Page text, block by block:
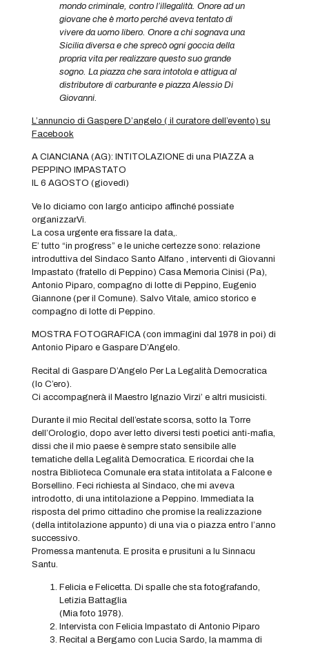
mondo criminale, contro l’illegalità. Onore ad un
giovane che è morto perché aveva tentato di
vivere da uomo libero. Onore a chi sognava una
Sicilia diversa e che sprecò ogni goccia della
propria vita per realizzare questo suo grande
sogno. La piazza che sara intotola e attigua al
distributore di carburante e piazza Alessio Di
Giovanni.
L’annuncio di Gaspere D’angelo ( il curatore dell’evento) su
Facebook
A CIANCIANA (AG): INTITOLAZIONE di una PIAZZA a
PEPPINO IMPASTATO
IL 6 AGOSTO (giovedì)
Ve lo diciamo con largo anticipo affinché possiate
organizzarVi.
La cosa urgente era fissare la data,.
E’ tutto “in progress” e le uniche certezze sono: relazione
introduttiva del Sindaco Santo Alfano , interventi di Giovanni
Impastato (fratello di Peppino) Casa Memoria Cinisi (Pa),
Antonio Piparo, compagno di lotte di Peppino, Eugenio
Giannone (per il Comune). Salvo Vitale, amico storico e
compagno di lotte di Peppino.
MOSTRA FOTOGRAFICA (con immagini dal 1978 in poi) di
Antonio Piparo e Gaspare D’Angelo.
Recital di Gaspare D’Angelo Per La Legalità Democratica
(Io C’ero).
Ci accompagnerà il Maestro Ignazio Virzi’ e altri musicisti.
Durante il mio Recital dell’estate scorsa, sotto la Torre
dell’Orologio, dopo aver letto diversi testi poetici anti-mafia,
dissi che il mio paese è sempre stato sensibile alle
tematiche della Legalità Democratica. E ricordai che la
nostra Biblioteca Comunale era stata intitolata a Falcone e
Borsellino. Feci richiesta al Sindaco, che mi aveva
introdotto, di una intitolazione a Peppino. Immediata la
risposta del primo cittadino che promise la realizzazione
(della intitolazione appunto) di una via o piazza entro l’anno
successivo.
Promessa mantenuta. E prosita e prusituni a lu Sinnacu
Santu.
Felicia e Felicetta. Di spalle che sta fotografando,
Letizia Battaglia
(Mia foto 1978).
Intervista con Felicia Impastato di Antonio Piparo
Recital a Bergamo con Lucia Sardo, la mamma di